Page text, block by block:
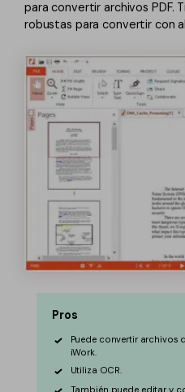
para convertir archivos PDF.
robustas para convertir con
Pros
Puede convertir
iWork.
Utiliza OCR.
También puede editar y